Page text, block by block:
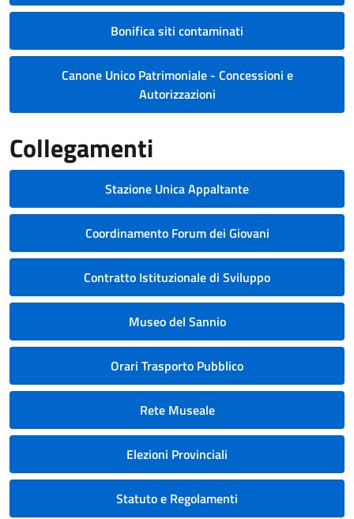
Bonifica siti contaminati
Canone Unico Patrimoniale - Concessioni e
Autorizzazioni
Collegamenti
Stazione Unica Appaltante
Coordinamento Forum dei Giovani
Contratto Istituzionale di Sviluppo
Museo del Sannio
Orari Trasporto Pubblico
Rete Museale
Elezioni Provinciali
Statuto e Regolamenti